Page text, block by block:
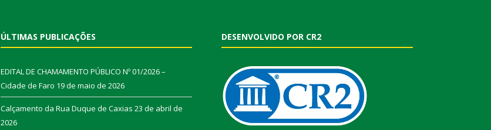
ÚLTIMAS PUBLICAÇÕES
EDITAL DE CHAMAMENTO PÚBLICO Nº 01/2026 –
Cidade de Faro 19 de maio de 2026
Calçamento da Rua Duque de Caxias 23 de abril de
2026
DESENVOLVIDO POR CR2